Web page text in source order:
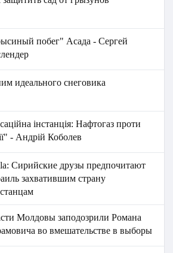
побег" Асада - Сергей
идеального снеговика
інстанція: Нафтогаз проти
- Андрій Коболев
Сирийские друзы предпочитают
захватившим страну
Молдовы заподозрили Романа
во вмешательстве в выборы